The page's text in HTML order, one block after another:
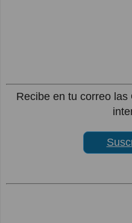
Recibe en tu correo